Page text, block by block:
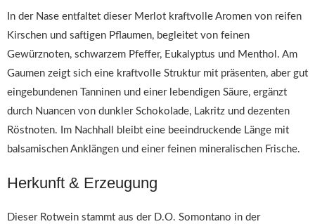
In der Nase entfaltet dieser Merlot kraftvolle Aromen von reifen
Kirschen und saftigen Pflaumen, begleitet von feinen
Gewürznoten, schwarzem Pfeffer, Eukalyptus und Menthol. Am
Gaumen zeigt sich eine kraftvolle Struktur mit präsenten, aber gut
eingebundenen Tanninen und einer lebendigen Säure, ergänzt
durch Nuancen von dunkler Schokolade, Lakritz und dezenten
Röstnoten. Im Nachhall bleibt eine beeindruckende Länge mit
balsamischen Anklängen und einer feinen mineralischen Frische.
Herkunft & Erzeugung
Dieser Rotwein stammt aus der D.O. Somontano in der